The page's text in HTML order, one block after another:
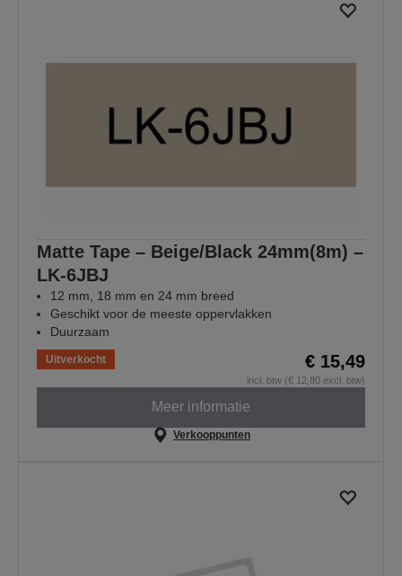
Matte Tape – Beige/Black 24mm(8m) –
LK-6JBJ
12 mm, 18 mm en 24 mm breed
Geschikt voor de meeste oppervlakken
Duurzaam
Uitverkocht € 15,49
incl. btw (€ 12,80 excl. btw)
Meer informatie
Verkooppunten